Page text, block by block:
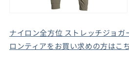
ナイロン全方位 ストレッチジョガ
ロンティアをお買い求めの方はこ